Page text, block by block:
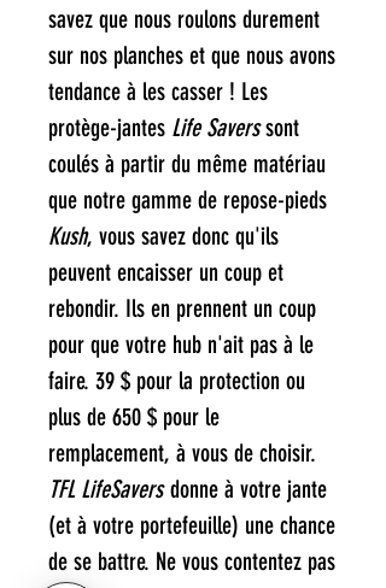
savez que nous roulons durement
sur nos planches et que nous avons
tendance à les casser ! Les
protège-jantes Life Saverssont
coulés à partir du même matériau
que notre gamme de repose-pieds
Kush, vous savez donc qu'ils
peuvent encaisser un coup et
rebondir. Ils en prennent un coup
pour que votre hub n'ait pas à le
faire. 39 $ pour la protection ou
plus de 650 $ pour le
remplacement, à vous de choisir.
TFL LifeSaversdonne à votre jante
(et à votre portefeuille) une chance
de se battre. Ne vous contentez pas